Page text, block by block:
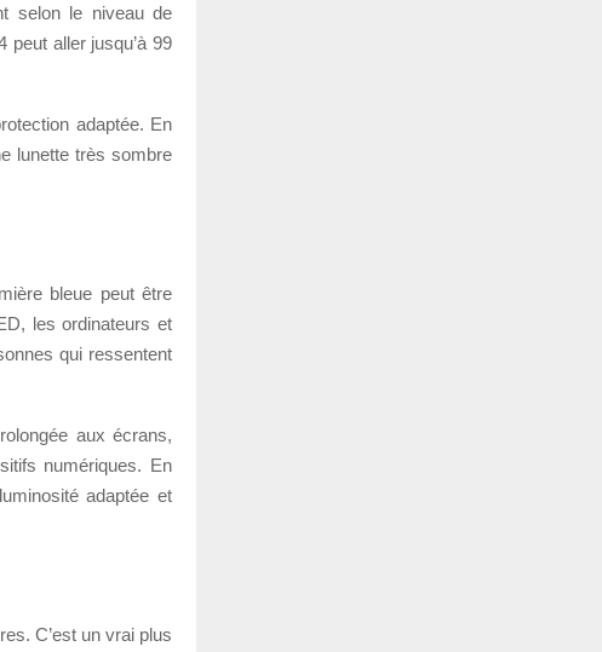
selon le niveau de
aller jusqu’à 99
adaptée. En
lunette très sombre
bleue peut être
les ordinateurs et
qui ressentent
aux écrans,
numériques. En
adaptée et
C’est un vrai plus